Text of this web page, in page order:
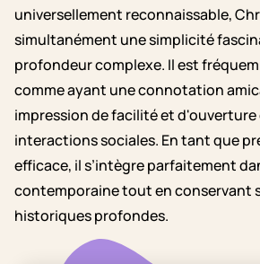
universellement reconnaissable,
simultanément une simplicité
profondeur complexe. Il est
comme ayant une connotation
impression de facilité et d'ouverture
interactions sociales. En tant que
efficace, il s’intègre parfaitement
contemporaine tout en conservant
historiques profondes.